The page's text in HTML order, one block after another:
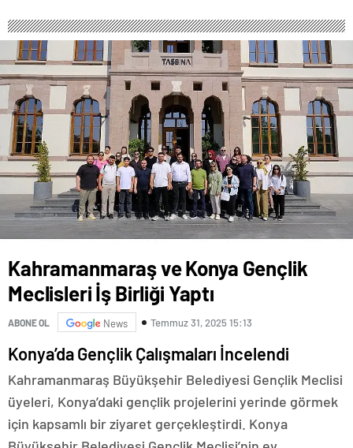
Kahramanmaraş ve Konya Gençlik
Meclisleri İş Birliği Yaptı
ABONE OL News Temmuz 31, 2025 15:13
Konya’da Gençlik Çalışmaları İncelendi
Kahramanmaraş Büyükşehir Belediyesi Gençlik Meclisi
üyeleri, Konya’daki gençlik projelerini yerinde görmek
için kapsamlı bir ziyaret gerçekleştirdi. Konya